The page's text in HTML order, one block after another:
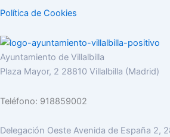
Política de Cookies
Ayuntamiento de Villalbilla
Plaza Mayor, 2 28810 Villalbilla (Madrid)
Teléfono: 918859002
Delegación Oeste Avenida de España 2,